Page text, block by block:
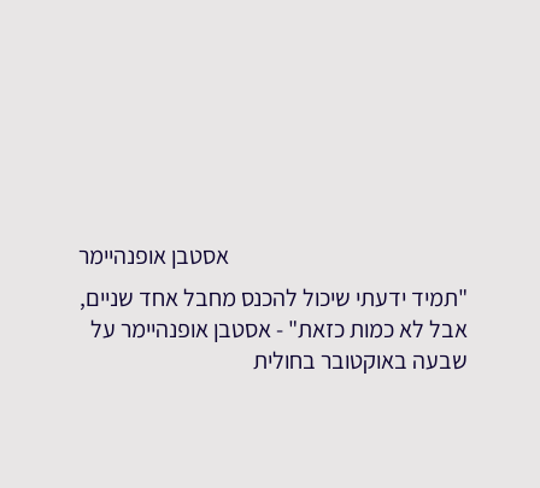
אסטבן אופנהיימר
"תמיד ידעתי שיכול להכנס מחבל אחד שניים,
אבל לא כמות כזאת" - אסטבן אופנהיימר על
שבעה באוקטובר בחולית